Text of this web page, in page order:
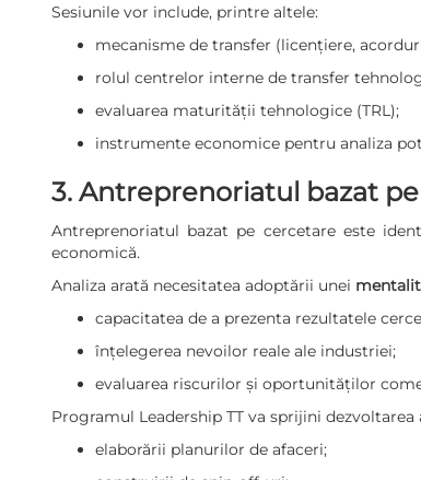
Sesiunile vor include, printre altele:
mecanisme de transfer (licențiere,
rolul centrelor interne de transfer
evaluarea maturității tehnologice (TRL);
instrumente economice pentru analiza
3. Antreprenoriatul bazat
Antreprenoriatul bazat pe cercetare este
economică.
Analiza arată necesitatea adoptării unei
capacitatea de a prezenta rezultatele
înțelegerea nevoilor reale ale industriei;
evaluarea riscurilor și oportunităților
Programul Leadership TT va sprijini
elaborării planurilor de afaceri;